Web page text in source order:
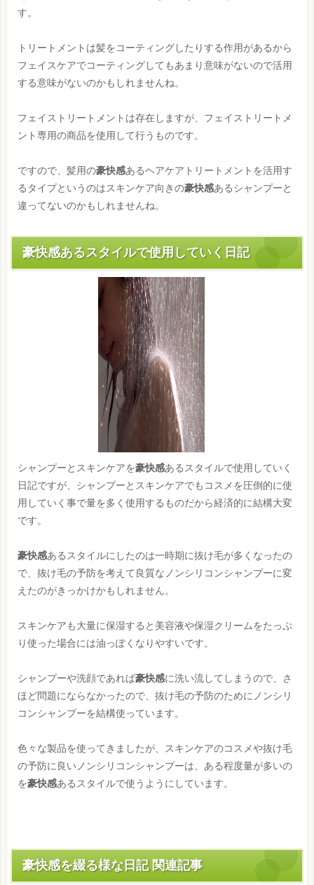
す。
トリートメントは髪をコーティングしたりする作用があるから
フェイスケアでコーティングしてもあまり意味がないので活用
する意味がないのかもしれませんね。
フェイストリートメントは存在しますが、フェイストリートメ
ント専用の商品を使用して行うものです。
ですので、髪用の豪快感あるヘアケアトリートメントを活用す
るタイプというのはスキンケア向きの豪快感あるシャンプーと
違ってないのかもしれませんね。
豪快感あるスタイルで使用していく日記
シャンプーとスキンケアを豪快感あるスタイルで使用していく
日記ですが、シャンプーとスキンケアでもコスメを圧倒的に使
用していく事で量を多く使用するものだから経済的に結構大変
です。
豪快感あるスタイルにしたのは一時期に抜け毛が多くなったの
で、抜け毛の予防を考えて良質なノンシリコンシャンプーに変
えたのがきっかけかもしれません。
スキンケアも大量に保湿すると美容液や保湿クリームをたっぷ
り使った場合には油っぽくなりやすいです。
シャンプーや洗顔であれば豪快感に洗い流してしまうので、さ
ほど問題にならなかったので、抜け毛の予防のためにノンシリ
コンシャンプーを結構使っています。
色々な製品を使ってきましたが、スキンケアのコスメや抜け毛
の予防に良いノンシリコンシャンプーは、ある程度量が多いの
を豪快感あるスタイルで使うようにしています。
豪快感を綴る様な日記 関連記事